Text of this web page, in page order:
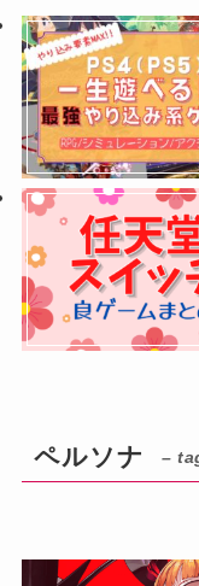
ペルソナ –